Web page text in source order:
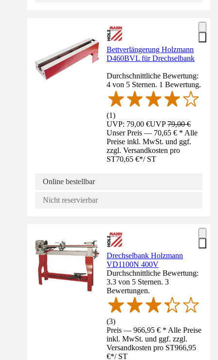
Bettverlängerung Holzmann
D460BVL für Drechselbank
Durchschnittliche Bewertung:
4 von 5 Sternen. 1 Bewertung.
(1)
UVP: 79,00 €UVP79,00 €
Unser Preis — 70,65 € * Alle
Preise inkl. MwSt. und ggf.
zzgl. Versandkosten pro
ST70,65 €*/ ST
Online bestellbar
Nicht reservierbar
Drechselbank Holzmann
VD1100N 400V
Durchschnittliche Bewertung:
3.3 von 5 Sternen. 3
Bewertungen.
(3)
Preis — 966,95 € * Alle Preise
inkl. MwSt. und ggf. zzgl.
Versandkosten pro ST966,95
€*/ ST